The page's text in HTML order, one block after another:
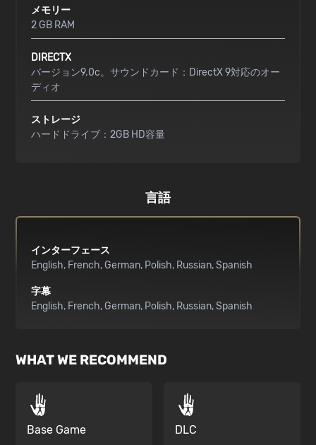
メモリー
2 GB RAM
DIRECTX
バージョン9.0c。サウンドカード：DirectX 9対応のオー
ディオ
ストレージ
ハードドライブ：2GB HD容量
言語
インターフェース
English French German Polish Russian Spanish
字幕
English French German Polish Russian Spanish
WHAT WE RECOMMEND
Base Game DLC